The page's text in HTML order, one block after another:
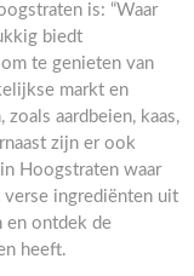
is: “Waar
biedt
te genieten van
markt en
aardbeien, kaas,
zijn er ook
Hoogstraten waar
ingrediënten uit
en ontdek de
heeft.